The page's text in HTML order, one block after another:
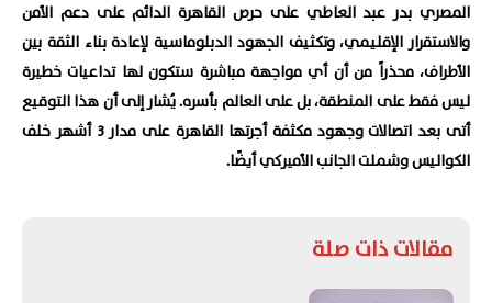
المصري بدر عبد العاطي على حرص القاهرة الدائم على دعم الأمن
والاستقرار الإقليمي، وتكثيف الجهود الدبلوماسية لإعادة بناء الثقة بين
الأطراف، محذراً من أن أي مواجهة مباشرة ستكون لها تداعيات خطيرة
ليس فقط على المنطقة، بل على العالم بأسره. يُشار إلى أن هذا التوقيع
أتى بعد اتصالات وجهود مكثفة أجرتها القاهرة على مدار 3 أشهر خلف
الكواليس وشملت الجانب الأميركي أيضًا.
مقالات ذات صلة